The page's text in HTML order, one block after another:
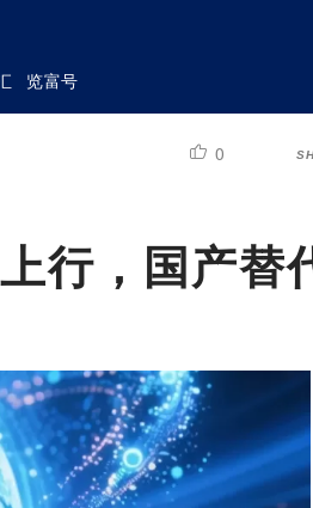
览富号
0
行，国产替